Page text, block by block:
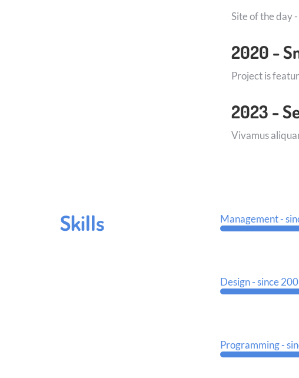
Site of the day
2020 -
Project is
2023 -
Vivamus
Skills Management -
Design - since
Programming -